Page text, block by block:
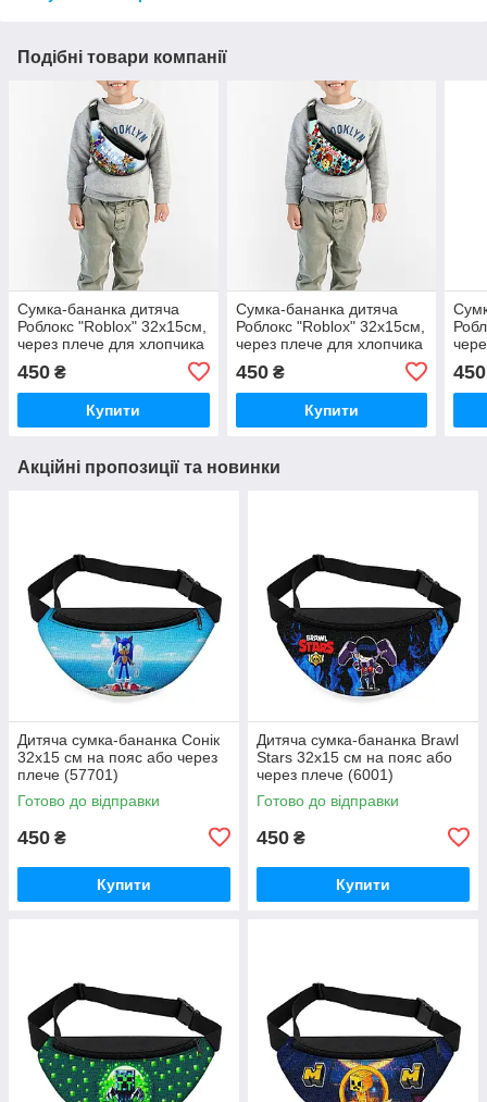
Подібні товари компанії
Сумка-бананка дитяча
Роблокс "Roblox" 32х15см,
через плече для хлопчика
450 ₴
Купити
Сумка-бананка дитяча
Роблокс "Roblox" 32х15см,
через плече для хлопчика
450₴
Купити
450
Акційні пропозиції та новинки
Дитяча сумка-бананка Сонік
32х15 см на пояс або через
плече (57701)
Готово до відправки
450 ₴
Купити
Дитяча сумка-бананка Brawl
Stars 32х15 см на пояс або
через плече (6001)
Готово до відправки
450 ₴
Купити